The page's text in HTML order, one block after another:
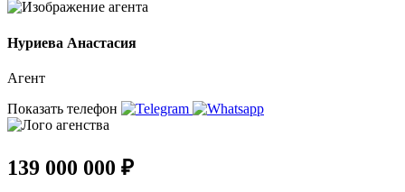
Нуриева Анастасия
Агент
Показать телефон
139 000 000 ₽